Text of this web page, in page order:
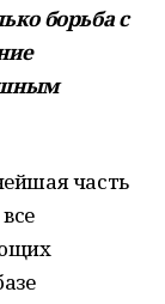
борьба с
часть